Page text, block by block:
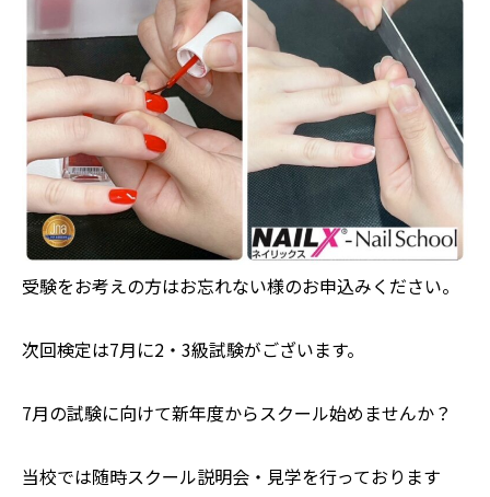
受験をお考えの方はお忘れない様のお申込みください。
次回検定は7月に2・3級試験がございます。
7月の試験に向けて新年度からスクール始めませんか？
当校では随時スクール説明会・見学を行っております